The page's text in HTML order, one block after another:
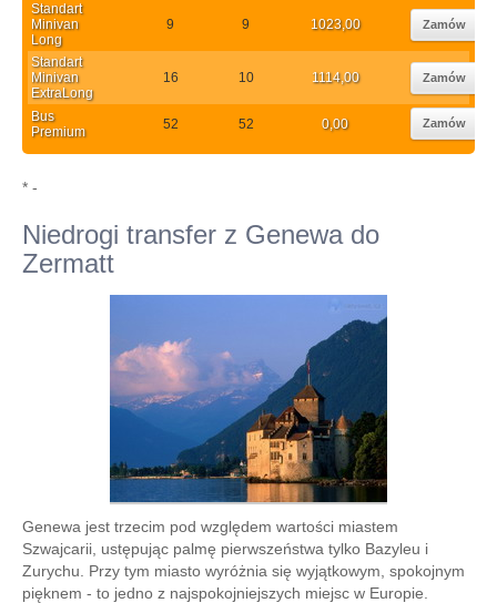
Standart
Minivan
Long
9 9 1023,00 Zamów
Standart
Minivan
ExtraLong
16 10 1114,00 Zamów
Bus
Premium
52 52 0,00 Zamów
* -
Niedrogi transfer z Genewa do
Zermatt
Genewa jest trzecim pod względem wartości miastem
Szwajcarii, ustępując palmę pierwszeństwa tylko Bazyleu i
Zurychu. Przy tym miasto wyróżnia się wyjątkowym, spokojnym
pięknem - to jedno z najspokojniejszych miejsc w Europie.